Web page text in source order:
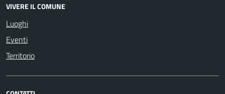
VIVERE IL COMUNE
Luoghi
Eventi
Territorio